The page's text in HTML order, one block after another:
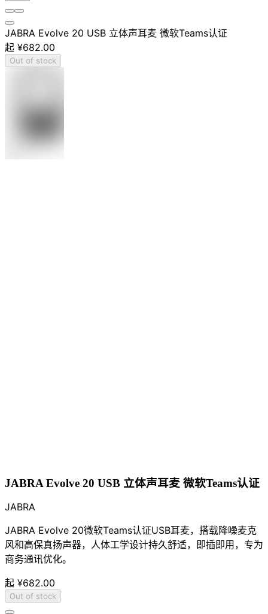
JABRA Evolve 20 USB 立体声耳麦 微软Teams认证
起 ¥682.00
Out of stock
JABRA Evolve 20 USB 立体声耳麦 微软Teams认证
JABRA
JABRA Evolve 20微软Teams认证USB耳麦，搭载降噪麦克
风和高保真扬声器，人体工学设计持久舒适，即插即用，专为
商务通讯优化。
起 ¥682.00
Out of stock